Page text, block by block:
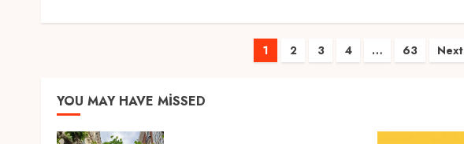
Yazı
1 2 3 4 … 63 Next
YOU MAY HAVE MISSED